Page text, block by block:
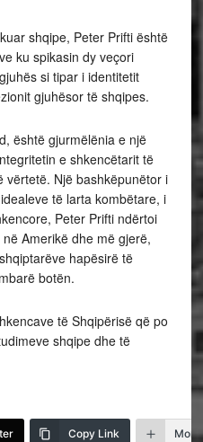
shqipe, Peter Prifti është
ku spikasin dy veçori
si tipar i identitetit
gjuhësor të shqipes.
është gjurmëlënia e një
e shkencëtarit të
vërtetë. Një bashkëpunëtor i
të larta kombëtare, i
Peter Prifti ndërtoi
Amerikë dhe më gjerë,
hapësirë të
botën.
të Shqipërisë që po
shqipe dhe të
Copy Link More